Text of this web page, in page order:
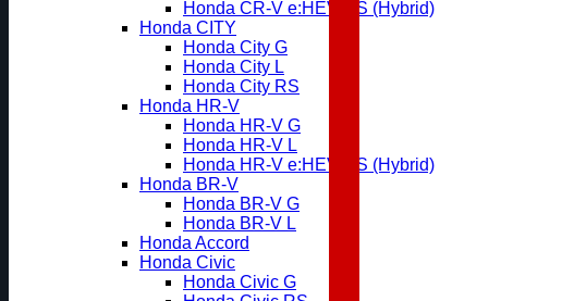
Honda CR-V e:HEV RS (Hybrid)
Honda CITY
Honda City G
Honda City L
Honda City RS
Honda HR-V
Honda HR-V G
Honda HR-V L
Honda HR-V e:HEV RS (Hybrid)
Honda BR-V
Honda BR-V G
Honda BR-V L
Honda Accord
Honda Civic
Honda Civic G